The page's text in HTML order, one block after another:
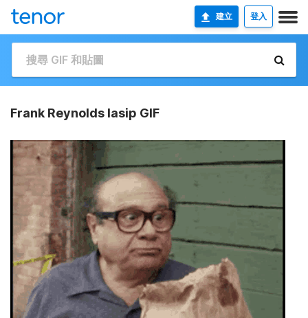
建立 登入
Frank Reynolds Iasip GIF